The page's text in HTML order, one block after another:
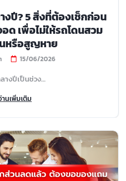
งปี? 5 สิ่งที่ต้องเช็กก่อน
ด เพื่อไม่ให้รถโดนสวม
หรือสูญหาย
15/06/2026
างปีเป็นช่วง...
านเพิ่มเติม